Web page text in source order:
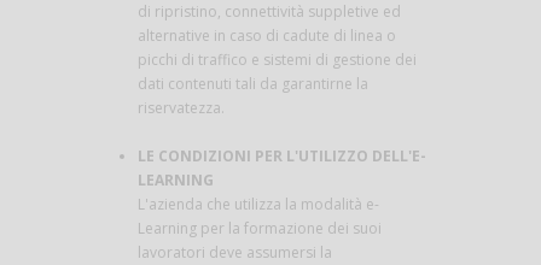
di ripristino, connettività suppletive ed
alternative in caso di cadute di linea o
picchi di traffico e sistemi di gestione dei
dati contenuti tali da garantirne la
riservatezza.
LE CONDIZIONI PER L'UTILIZZO DELL'E-
LEARNING
L'azienda che utilizza la modalità e-
Learning per la formazione dei suoi
lavoratori deve assumersi la